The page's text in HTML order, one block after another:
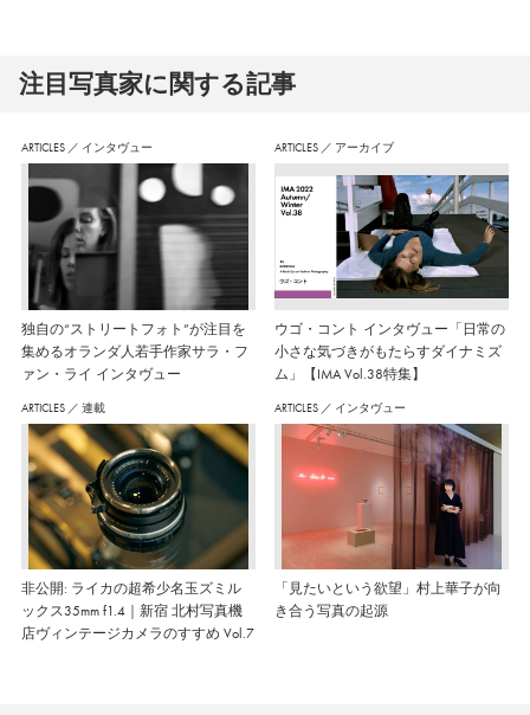
注⽬写真家に関する記事
ARTICLES ／ インタヴュー
独自の“ストリートフォト”が注目を
集めるオランダ人若手作家サラ・フ
ァン・ライ インタヴュー
ARTICLES ／ アーカイブ
ウゴ・コント インタヴュー「日常の
小さな気づきがもたらすダイナミズ
ム」【IMA Vol.38特集】
ARTICLES ／ 連載
非公開: ライカの超希少名玉ズミル
ックス35mm f1.4｜新宿 北村写真機
店ヴィンテージカメラのすすめ Vol.7
ARTICLES ／ インタヴュー
「見たいという欲望」村上華子が向
き合う写真の起源